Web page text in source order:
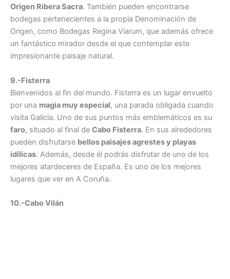
Origen Ribera Sacra. También pueden encontrarse
bodegas pertenecientes a la propia Denominación de
Origen, como Bodegas Regina Viarum, que además ofrece
un fantástico mirador desde el que contemplar este
impresionante paisaje natural.
9.-Fisterra
Bienvenidos al fin del mundo. Fisterra es un lugar envuelto
por una magia muy especial, una parada obligada cuando
visita Galicia. Uno de sus puntos más emblemáticos es su
faro, situado al final de Cabo Fisterra. En sus alrededores
pueden disfrutarse bellos paisajes agrestes y playas
idílicas. Además, desde él podrás disfrutar de uno de los
mejores atardeceres de España. Es uno de los mejores
lugares que ver en A Coruña.
10.-Cabo Vilán